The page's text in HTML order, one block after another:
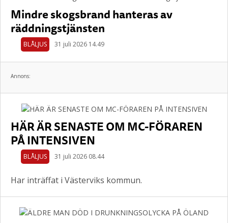
Mindre skogsbrand hanteras av
räddningstjänsten
BLÅLJUS 31 juli 2026 14.49
Annons:
HÄR ÄR SENASTE OM MC-FÖRAREN
PÅ INTENSIVEN
BLÅLJUS 31 juli 2026 08.44
Har inträffat i Västerviks kommun.